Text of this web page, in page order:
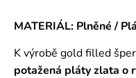
MATERIÁL: Plněné /
K výrobě gold filled
potažená pláty zlata o